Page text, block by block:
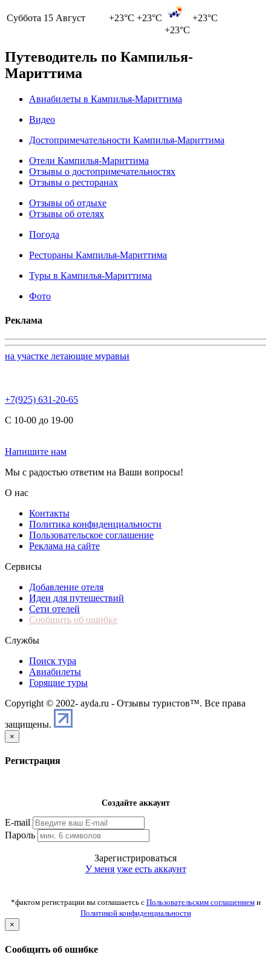
Суббота 15 Август +23°C +23°C
+23°C
+23°C
Путеводитель по Кампилья-
Мариттима
Авиабилеты в Кампилья-Мариттима
Видео
Достопримечательности Кампилья-Мариттима
Отели Кампилья-Мариттима
Отзывы о достопримечательностях
Отзывы о ресторанах
Отзывы об отдыхе
Отзывы об отелях
Погода
Рестораны Кампилья-Мариттима
Туры в Кампилья-Мариттима
Фото
Реклама
на участке летающие муравьи
+7(925) 631-20-65
С 10-00 до 19-00
Напишите нам
Мы с радостью ответим на Ваши вопросы!
О нас
Контакты
Политика конфиденциальности
Пользовательское соглашение
Реклама на сайте
Сервисы
Добавление отеля
Идеи для путешествий
Сети отелей
Сообщить об ошибке
Службы
Поиск тура
Авиабилеты
Горящие туры
Copyright © 2002- ayda.ru - Отзывы туристов™. Все права
защищены.
×
Регистрация
Создайте аккаунт
E-mail
Пароль
Зарегистрироваться
У меня уже есть аккаунт
*фактом регистрации вы соглашаетсь с Пользовательским соглашениеми
Политикой конфиденциальности
×
Сообщить об ошибке